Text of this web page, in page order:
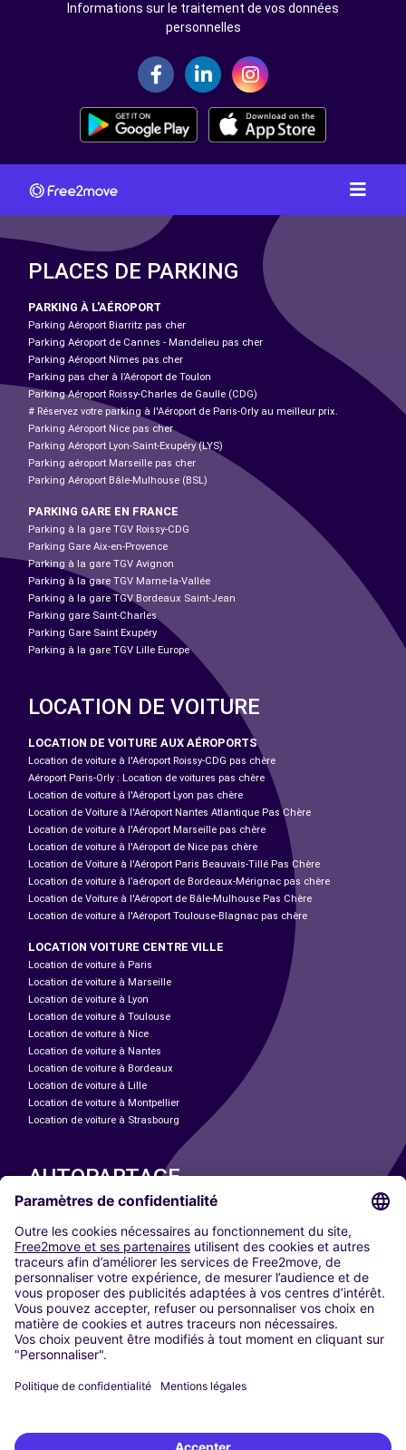
Informations sur le traitement de vos données
personnelles
PLACES DE PARKING
PARKING À L'AÉROPORT
Parking Aéroport Biarritz pas cher
Parking Aéroport de Cannes - Mandelieu pas cher
Parking Aéroport Nîmes pas cher
Parking pas cher à l’Aéroport de Toulon
Parking Aéroport Roissy-Charles de Gaulle (CDG)
# Réservez votre parking à l'Aéroport de Paris-Orly au meilleur prix.
Parking Aéroport Nice pas cher
Parking Aéroport Lyon-Saint-Exupéry (LYS)
Parking aéroport Marseille pas cher
Parking Aéroport Bâle-Mulhouse (BSL)
PARKING GARE EN FRANCE
Parking à la gare TGV Roissy-CDG
Parking Gare Aix-en-Provence
Parking à la gare TGV Avignon
Parking à la gare TGV Marne-la-Vallée
Parking à la gare TGV Bordeaux Saint-Jean
Parking gare Saint-Charles
Parking Gare Saint Exupéry
Parking à la gare TGV Lille Europe
LOCATION DE VOITURE
LOCATION DE VOITURE AUX AÉROPORTS
Location de voiture à l'Aéroport Roissy-CDG pas chère
Aéroport Paris-Orly : Location de voitures pas chère
Location de voiture à l'Aéroport Lyon pas chère
Location de Voiture à l'Aéroport Nantes Atlantique Pas Chère
Location de voiture à l'Aéroport Marseille pas chère
Location de voiture à l'Aéroport de Nice pas chère
Location de Voiture à l'Aéroport Paris Beauvais-Tillé Pas Chère
Location de voiture à l’aéroport de Bordeaux-Mérignac pas chère
Location de Voiture à l'Aéroport de Bâle-Mulhouse Pas Chère
Location de voiture à l'Aéroport Toulouse-Blagnac pas chère
LOCATION VOITURE CENTRE VILLE
Location de voiture à Paris
Location de voiture à Marseille
Location de voiture à Lyon
Location de voiture à Toulouse
Location de voiture à Nice
Location de voiture à Nantes
Location de voiture à Bordeaux
Location de voiture à Lille
Location de voiture à Montpellier
Location de voiture à Strasbourg
AUTOPARTAGE
Paris
Madrid
Washington DC
Milan
Rome
Turin
Vienne
Berlin
Düsseldorf